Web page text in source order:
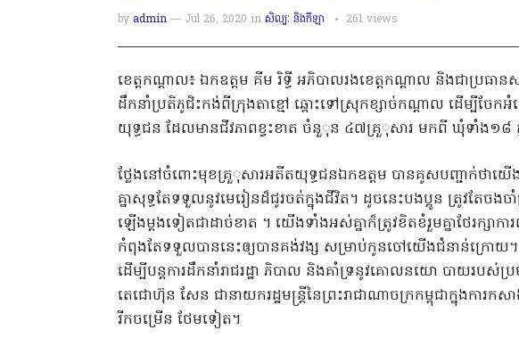
by admin — Jul 26, 2020 in សិល្បៈ និងកីឡា 261 views
ខេត្តកណ្តាល៖ ឯកឧត្តម គីម រិទ្ធី អភិបាលរងខេត្តកណ្តាល និងជាប្រធ
ដឹកនាំប្រតិភូជិះកង់ពីក្រុងតាខ្មៅ ឆ្ពោះទៅស្រុកខ្សាច់កណ្តាល ដើម្បី
យុទ្ធជន ដែលមានជីវភាពខ្វះខាត ចំនួុន ៤៧គ្រួុសារ មកពី ឃុំទាំង១៨
ថ្លែងនៅចំពោះមុខគ្រួុសារអតីតយុទ្ធជនឯកឧត្តម បានគូសបញ្ជាក់ថាយ
គ្នាសុទ្ធតែទទួលនូវមេរៀនដ៏ជូរចត់ក្នុងជីវិត។ ដូចនេះបងប្អូន ត្រូវតែចងចាំ
ឡើងម្តងទៀតជាដាច់ខាត ។ យើងទាំងអស់គ្នាក៏ត្រូវខិតខំរួមគ្នាថែរក្សា
កំពុងតែទទួលបាននេះឲ្យបានគង់វង្ស សម្រាប់កូនចៅយើងជំនាន់ក្រោយ។ ត្រូ
ដើម្បីបន្តការដឹកនាំរាជរដ្ឋា ភិបាល និងគាំទ្រនូវគោលនយោ បាយរបស់ប្
តេជោហ៊ុន សែន ជានាយករដ្ឋមន្ត្រីនៃព្រះរាជាណាចក្រកម្ពុជាក្នុងការ
រីកចម្រើន ថែមទៀត។